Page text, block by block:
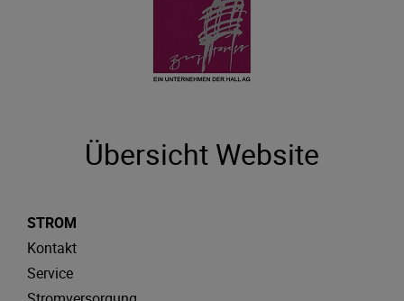
Übersicht Website
STROM
Kontakt
Service